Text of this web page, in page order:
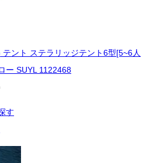
ント ステラリッジテント6型[5~6人
ー SUYL 1122468
す